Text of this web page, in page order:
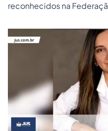
reconhecidos na